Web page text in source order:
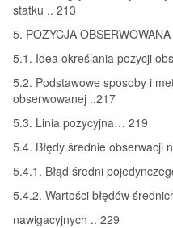
statku .. 213
5. POZYCJA
5.1. Idea określania pozycji
5.2. Podstawowe sposoby i
obserwowanej ..217
5.3. Linia pozycyjna… 219
5.4. Błędy średnie obserwacji
5.4.1. Błąd średni
5.4.2. Wartości błędów
nawigacyjnych .. 229